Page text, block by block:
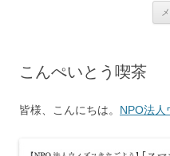
こんぺいとう喫茶
皆様、こんにちは。 NPO法人